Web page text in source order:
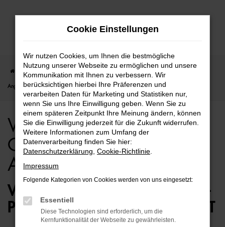
Zum
Startseite Berlin VW up! VW up! für Berlin Gebrauchtwagen Top
Angebote
VW up! für Berlin
Gebrauchtwagen Top
Angebote
VW UP! GEBRAUCHTWAGEN –
PERFEKT FÜR BERLIN GEEIGNET
Cookie Einstellungen
Wir nutzen Cookies, um Ihnen die bestmögliche
Nutzung unserer Webseite zu ermöglichen und unsere
Kommunikation mit Ihnen zu verbessern. Wir
berücksichtigen hierbei Ihre Präferenzen und
verarbeiten Daten für Marketing und Statistiken nur,
wenn Sie uns Ihre Einwilligung geben. Wenn Sie zu
einem späteren Zeitpunkt Ihre Meinung ändern, können
Sie die Einwilligung jederzeit für die Zukunft widerrufen.
Weitere Informationen zum Umfang der
Datenverarbeitung finden Sie hier:
Datenschutzerklärung Cookie-Richtlinie
Impressum
Folgende Kategorien von Cookies werden von uns eingesetzt:
Essentiell
Diese Technologien sind erforderlich, um die
Kernfunktionalität der Webseite zu gewährleisten.